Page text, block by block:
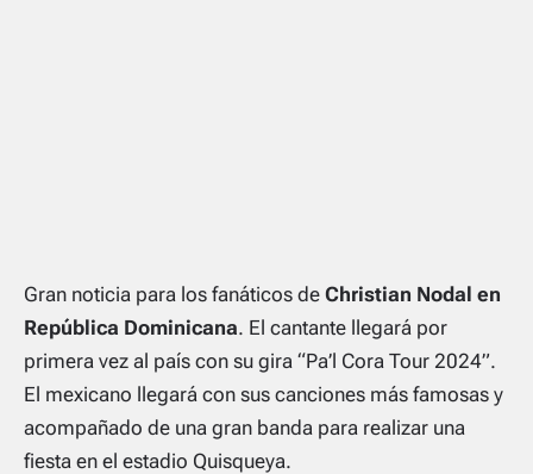
Gran noticia para los fanáticos de Christian Nodal en
República Dominicana. El cantante llegará por
primera vez al país con su gira “Pa’l Cora Tour 2024”.
El mexicano llegará con sus canciones más famosas y
acompañado de una gran banda para realizar una
fiesta en el estadio Quisqueya.